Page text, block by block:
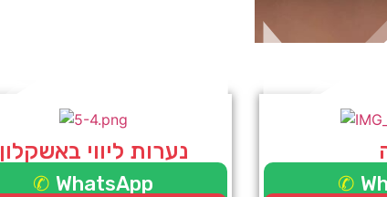
נערות ליווי באשקלון
WhatsApp